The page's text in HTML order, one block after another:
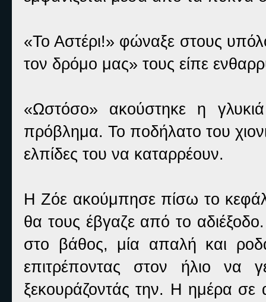
«Το Αστέρι!» φώναξε στους
τον δρόμο μας» τους είπε
«Ωστόσο» ακούστηκε η
πρόβλημα. Το ποδήλατο του
ελπίδες του να καταρρέουν.
Η Ζόε ακούμπησε πίσω το
θα τους έβγαζε από το
στο βάθος, μία απαλή και
επιτρέποντας στον ήλιο να
ξεκουράζοντάς την. Η ημέρα σε